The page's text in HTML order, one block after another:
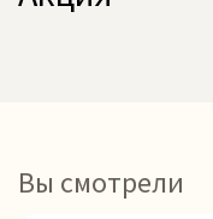
Вы смотрели